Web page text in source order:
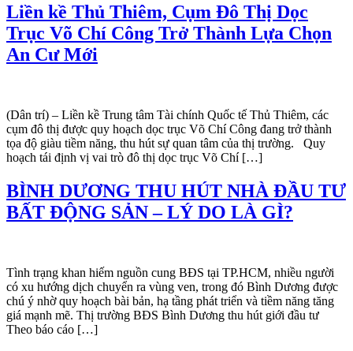
Liền kề Thủ Thiêm, Cụm Đô Thị Dọc
Trục Võ Chí Công Trở Thành Lựa Chọn
An Cư Mới
(Dân trí) – Liền kề Trung tâm Tài chính Quốc tế Thủ Thiêm, các
cụm đô thị được quy hoạch dọc trục Võ Chí Công đang trở thành
tọa độ giàu tiềm năng, thu hút sự quan tâm của thị trường. Quy
hoạch tái định vị vai trò đô thị dọc trục Võ Chí […]
BÌNH DƯƠNG THU HÚT NHÀ ĐẦU TƯ
BẤT ĐỘNG SẢN – LÝ DO LÀ GÌ?
Tình trạng khan hiếm nguồn cung BĐS tại TP.HCM, nhiều người
có xu hướng dịch chuyển ra vùng ven, trong đó Bình Dương được
chú ý nhờ quy hoạch bài bản, hạ tầng phát triển và tiềm năng tăng
giá mạnh mẽ. Thị trường BĐS Bình Dương thu hút giới đầu tư
Theo báo cáo […]